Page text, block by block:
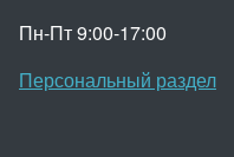
Пн-Пт 9:00-17:00
Персональный раздел